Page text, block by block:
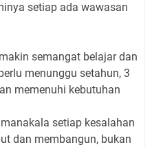
setiap ada wawasan
semangat belajar dan
menunggu setahun, 3
memenuhi kebutuhan
setiap kesalahan
dan membangun, bukan